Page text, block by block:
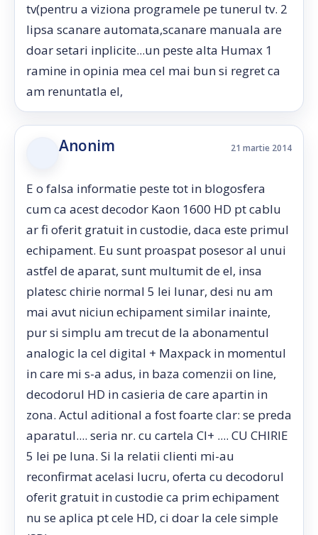
tv(pentru a viziona programele pe tunerul tv. 2
lipsa scanare automata,scanare manuala are
doar setari inplicite...un peste alta Humax 1
ramine in opinia mea cel mai bun si regret ca
am renuntatla el,
Anonim 21 martie 2014
E o falsa informatie peste tot in blogosfera
cum ca acest decodor Kaon 1600 HD pt cablu
ar fi oferit gratuit in custodie, daca este primul
echipament. Eu sunt proaspat posesor al unui
astfel de aparat, sunt multumit de el, insa
platesc chirie normal 5 lei lunar, desi nu am
mai avut niciun echipament similar inainte,
pur si simplu am trecut de la abonamentul
analogic la cel digital + Maxpack in momentul
in care mi s-a adus, in baza comenzii on line,
decodorul HD in casieria de care apartin in
zona. Actul aditional a fost foarte clar: se preda
aparatul.... seria nr. cu cartela CI+ .... CU CHIRIE
5 lei pe luna. Si la relatii clienti mi-au
reconfirmat acelasi lucru, oferta cu decodorul
oferit gratuit in custodie ca prim echipament
nu se aplica pt cele HD, ci doar la cele simple